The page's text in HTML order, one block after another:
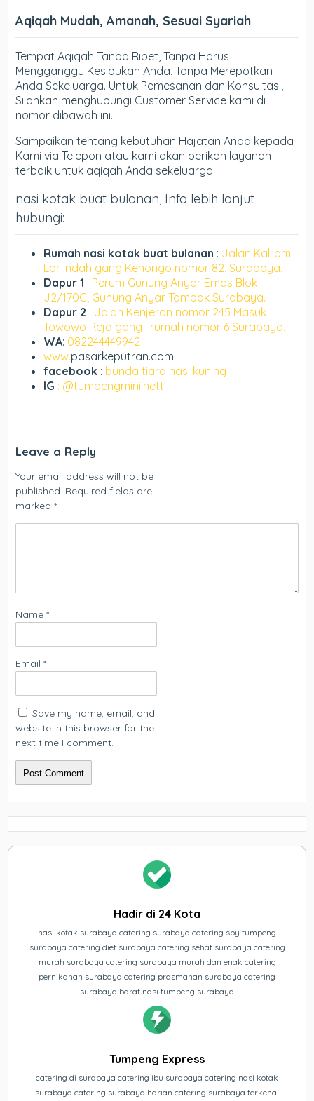
Aqiqah Mudah, Amanah, Sesuai Syariah
Tempat Aqiqah Tanpa Ribet, Tanpa Harus
Mengganggu Kesibukan Anda, Tanpa Merepotkan
Anda Sekeluarga. Untuk Pemesanan dan Konsultasi,
Silahkan menghubungi Customer Service kami di
nomor dibawah ini.
Sampaikan tentang kebutuhan Hajatan Anda kepada
Kami via Telepon atau kami akan berikan layanan
terbaik untuk aqiqah Anda sekeluarga.
nasi kotak buat bulanan, Info lebih lanjut
hubungi:
Rumah nasi kotak buat bulanan : Jalan Kalilom
Lor Indah gang Kenongo nomor 82, Surabaya.
Dapur 1 : Perum Gunung Anyar Emas Blok
J2/170C, Gunung Anyar Tambak Surabaya.
Dapur 2 : Jalan Kenjeran nomor 245 Masuk
Towowo Rejo gang I rumah nomor 6 Surabaya.
WA: 082244449942
www.pasarkeputran.com
facebook : bunda tiara nasi kuning
IG : @tumpengmini.nett
Leave a Reply
Your email address will not be
published. Required fields are
marked*
Name*
Email*
Save my name, email, and
website in this browser for the
next time I comment.
Hadir di 24 Kota
nasi kotak surabaya catering surabaya catering sby tumpeng
surabaya catering diet surabaya catering sehat surabaya catering
murah surabaya catering surabaya murah dan enak catering
pernikahan surabaya catering prasmanan surabaya catering
surabaya barat nasi tumpeng surabaya
Tumpeng Express
catering di surabaya catering ibu surabaya catering nasi kotak
surabaya catering surabaya harian catering surabaya terkenal